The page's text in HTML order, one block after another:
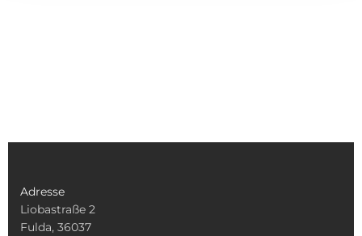
Adresse
Liobastraße 2
Fulda, 36037